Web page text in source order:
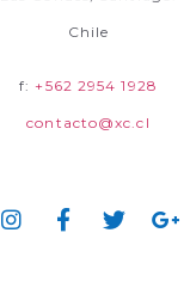
Chile
f:+562 2954 1928
contacto@xc.cl